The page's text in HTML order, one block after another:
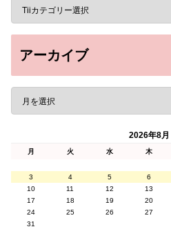
アーカイブ
2026年8月
月 火 水 木
3
4 5 6
10
11 12 13
17
18 19 20
24
25 26 27
31